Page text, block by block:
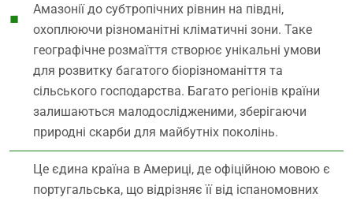
Амазонії до субтропічних рівнин на півдні,
охоплюючи різноманітні кліматичні зони. Таке
географічне розмаїття створює унікальні умови
для розвитку багатого біорізноманіття та
сільського господарства. Багато регіонів країни
залишаються малодослідженими, зберігаючи
природні скарби для майбутніх поколінь.
Це єдина країна в Америці, де офіційною мовою є
португальська, що відрізняє її від іспаномовних